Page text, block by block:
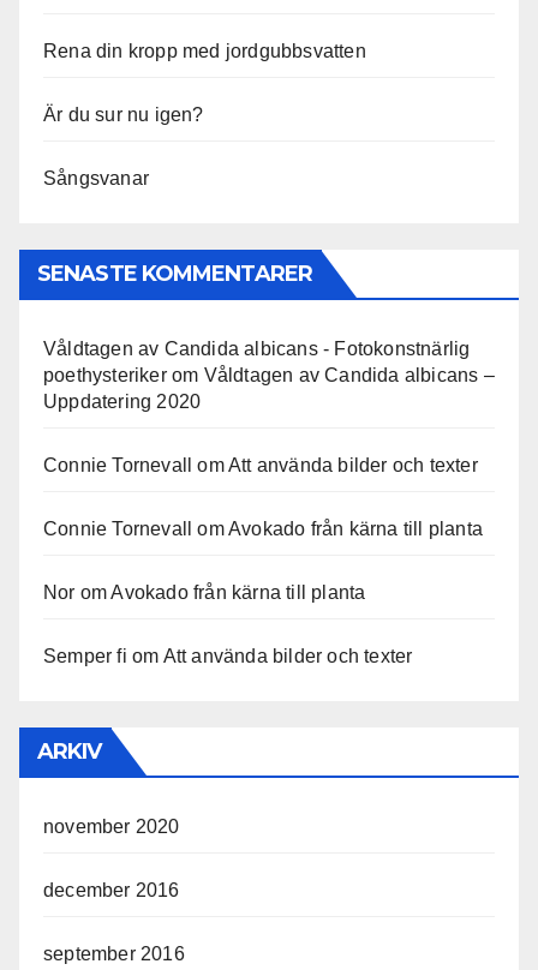
Rena din kropp med jordgubbsvatten
Är du sur nu igen?
Sångsvanar
SENASTE KOMMENTARER
Våldtagen av Candida albicans - Fotokonstnärlig
poethysterikerom Våldtagen av Candida albicans –
Uppdatering 2020
Connie Tornevall omAtt använda bilder och texter
Connie Tornevall omAvokado från kärna till planta
Nor omAvokado från kärna till planta
Semper fi om Att använda bilder och texter
ARKIV
november 2020
december 2016
september 2016